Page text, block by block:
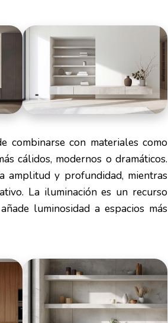
combinarse con materiales como
cálidos, modernos o dramáticos.
y profundidad, mientras
La iluminación es un recurso
luminosidad a espacios más